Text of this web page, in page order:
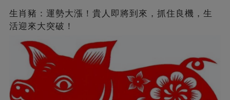
生肖豬：運勢大漲！貴人即將到來，抓住良機，生
活迎來大突破！